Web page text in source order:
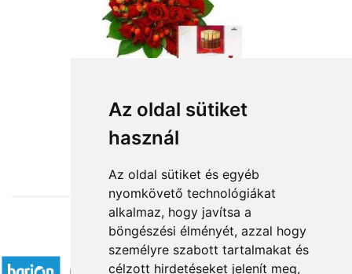
Az oldal sütiket
használ
Az oldal sütiket és egyéb
nyomkövető technológiákat
alkalmaz, hogy javítsa a
böngészési élményét, azzal hogy
személyre szabott tartalmakat és
célzott hirdetéseket jelenít meg,
Szerelmi vallomás
47 400 Ft-tól
Elfogadott fizetési módok